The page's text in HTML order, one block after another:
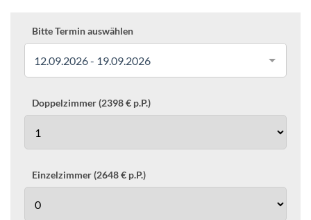
Bitte Termin auswählen
12.09.2026 - 19.09.2026
Doppelzimmer (2398 € p.P.)
Einzelzimmer (2648 € p.P.)